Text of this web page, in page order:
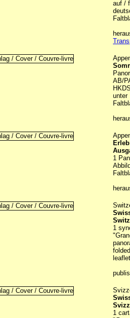
auf /
AB/
unter
1
1
leaflet
1